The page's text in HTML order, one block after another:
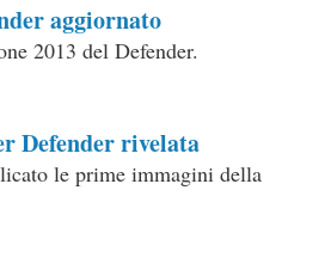
aggiornato
2013 del Defender.
Defender rivelata
le prime immagini della